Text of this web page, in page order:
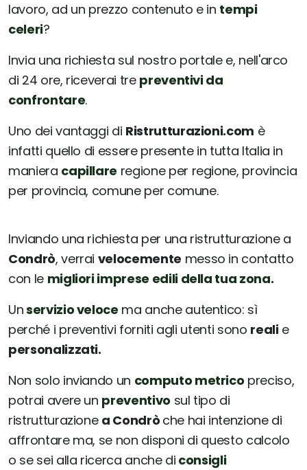
lavoro, ad un prezzo contenuto e in tempi
celeri?
Invia una richiesta sul nostro portale e, nell'arco
di 24 ore, riceverai tre preventivi da
confrontare.
Uno dei vantaggi di Ristrutturazioni.com è
infatti quello di essere presente in tutta Italia in
maniera capillare regione per regione, provincia
per provincia, comune per comune.
Inviando una richiesta per una ristrutturazione a
Condrò, verrai velocemente messo in contatto
con le migliori imprese edili della tua zona.
Unservizio veloce ma anche autentico: sì
perché i preventivi forniti agli utenti sono realie
personalizzati.
Non solo inviando un computo metrico preciso,
potrai avere un preventivo sul tipo di
ristrutturazione a Condrò che hai intenzione di
affrontare ma, se non disponi di questo calcolo
o se sei alla ricerca anche di consigli